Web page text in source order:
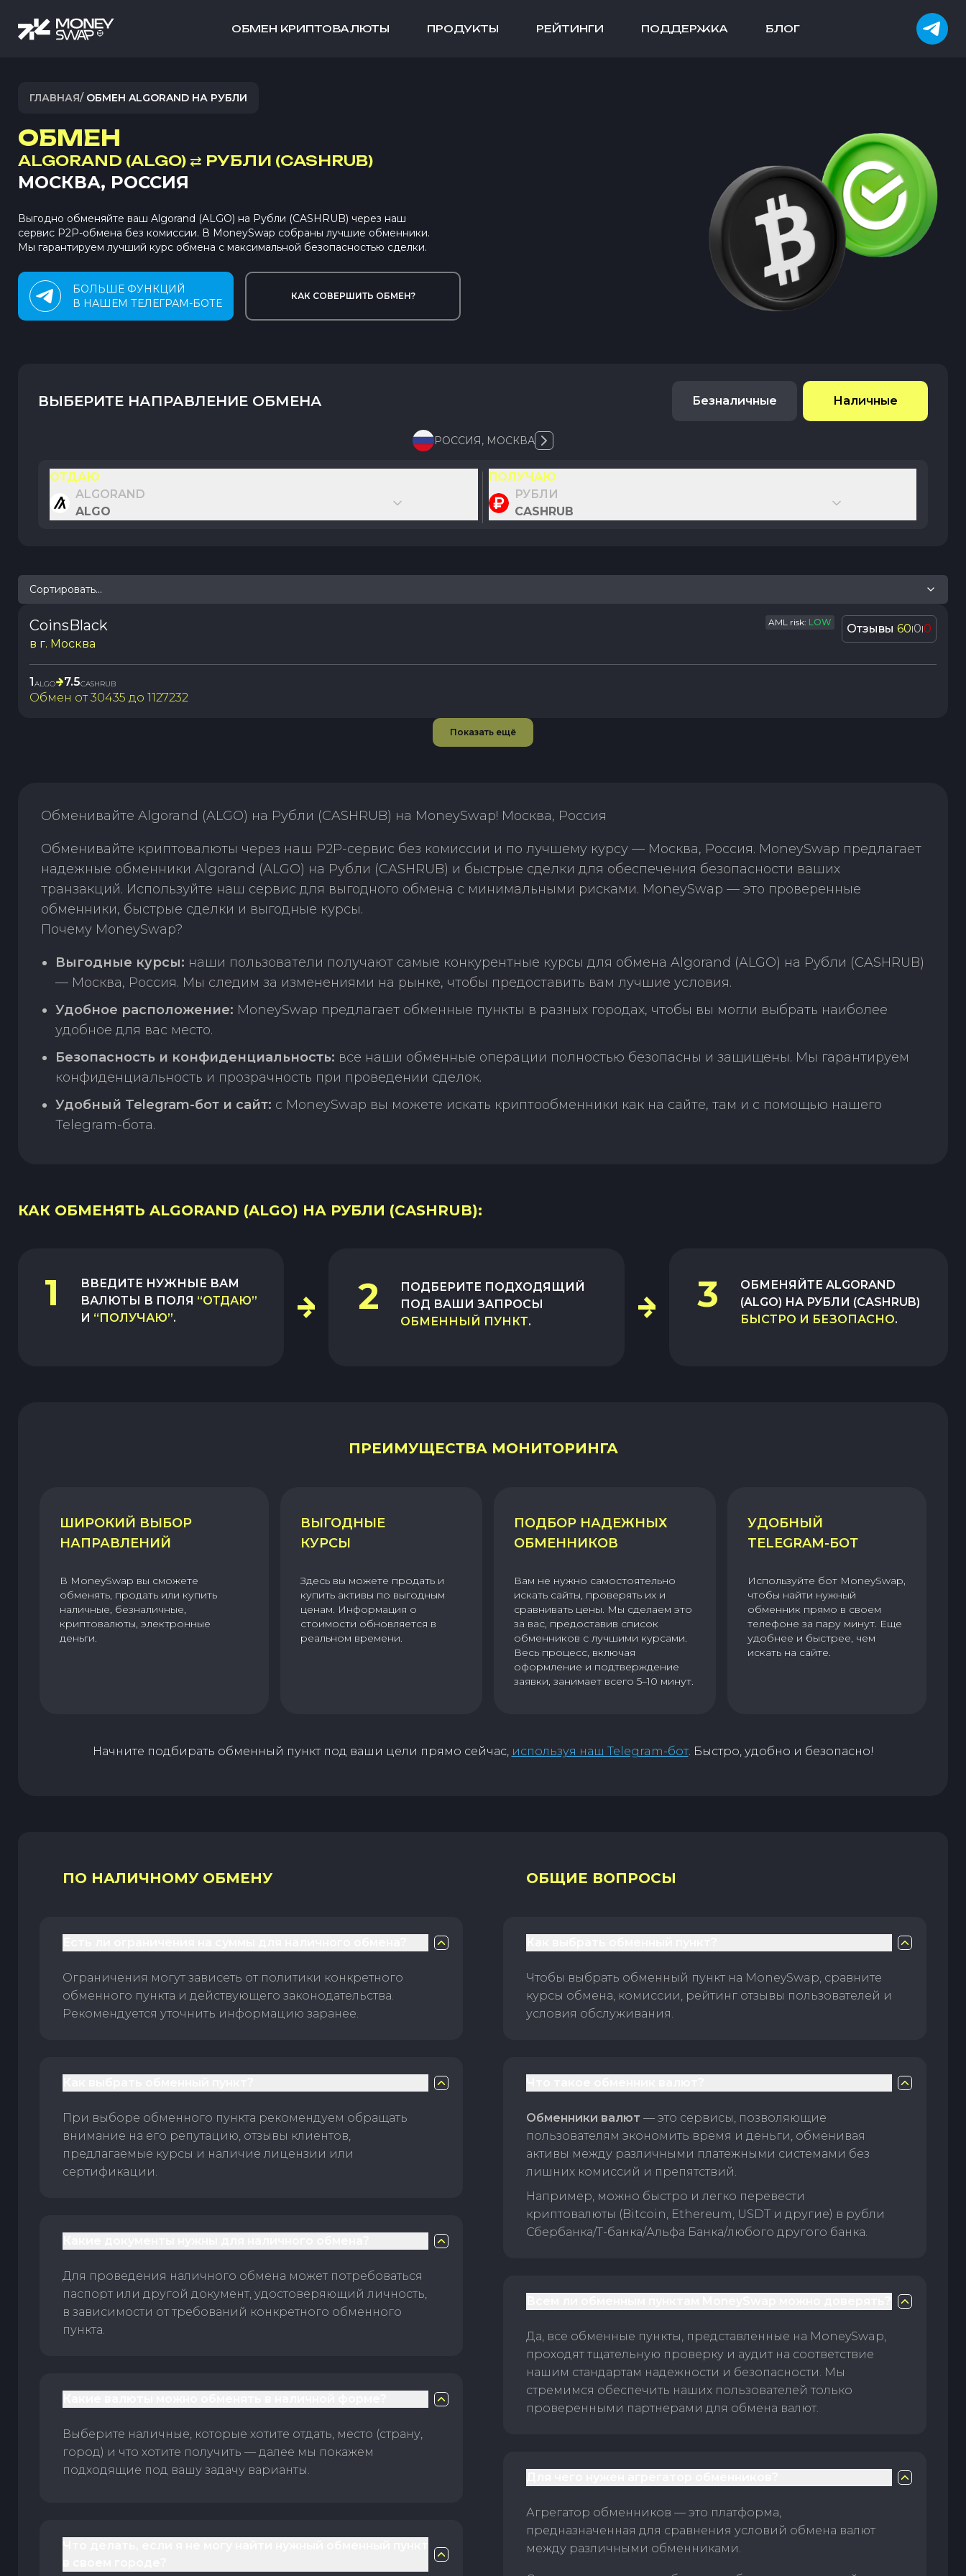
ОБМЕН КРИПТОВАЛЮТЫ ПРОДУКТЫ РЕЙТИНГИ ПОДДЕРЖКА БЛОГ
ГЛАВНАЯ/ ОБМЕН ALGORAND НА РУБЛИ
ОБМЕН
ALGORAND (ALGO) ⇄ РУБЛИ (CASHRUB)
МОСКВА, РОССИЯ
Выгодно обменяйте ваш Algorand (ALGO) на Рубли (CASHRUB) через наш
сервис P2P-обмена без комиссии. В MoneySwap собраны лучшие обменники.
Мы гарантируем лучший курс обмена с максимальной безопасностью сделки.
БОЛЬШЕ ФУНКЦИЙ
В НАШЕМ ТЕЛЕГРАМ-БОТЕ
КАК СОВЕРШИТЬ ОБМЕН?
ВЫБЕРИТЕ НАПРАВЛЕНИЕ ОБМЕНА Безналичные Наличные
РОССИЯ, МОСКВА
ОТДАЮ
ALGORAND
ALGO
ПОЛУЧАЮ
РУБЛИ
CASHRUB
Сортировать...
CoinsBlack AML risk: LOW
в г. Москва
Отзывы 60|0|0
1ALGO 7.5CASHRUB
Обмен от30435 до 1127232
Показать ещё
Обменивайте Algorand (ALGO) на Рубли (CASHRUB) на MoneySwap! Москва, Россия
Обменивайте криптовалюты через наш P2P-сервис без комиссии и по лучшему курсу — Москва, Россия. MoneySwap предлагает
надежные обменники Algorand (ALGO) на Рубли (CASHRUB) и быстрые сделки для обеспечения безопасности ваших
транзакций. Используйте наш сервис для выгодного обмена с минимальными рисками. MoneySwap — это проверенные
обменники, быстрые сделки и выгодные курсы.
Почему MoneySwap?
Выгодные курсы: наши пользователи получают самые конкурентные курсы для обмена Algorand (ALGO) на Рубли (CASHRUB)
— Москва, Россия. Мы следим за изменениями на рынке, чтобы предоставить вам лучшие условия.
Удобное расположение: MoneySwap предлагает обменные пункты в разных городах, чтобы вы могли выбрать наиболее
удобное для вас место.
Безопасность и конфиденциальность: все наши обменные операции полностью безопасны и защищены. Мы гарантируем
конфиденциальность и прозрачность при проведении сделок.
Удобный Telegram-бот и сайт: с MoneySwap вы можете искать криптообменники как на сайте, там и с помощью нашего
Telegram-бота.
КАК ОБМЕНЯТЬ ALGORAND (ALGO) НА РУБЛИ (CASHRUB):
1
ВВЕДИТЕ НУЖНЫЕ ВАМ
ВАЛЮТЫ В ПОЛЯ “ОТДАЮ”
И “ПОЛУЧАЮ”.
2
ПОДБЕРИТЕ ПОДХОДЯЩИЙ
ПОД ВАШИ ЗАПРОСЫ
ОБМЕННЫЙ ПУНКТ.
3 ОБМЕНЯЙТЕALGORAND
(ALGO) НА РУБЛИ (CASHRUB)
БЫСТРО И БЕЗОПАСНО.
ПРЕИМУЩЕСТВА МОНИТОРИНГА
ШИРОКИЙ ВЫБОР
НАПРАВЛЕНИЙ
В MoneySwap вы сможете
обменять, продать или купить
наличные, безналичные,
криптовалюты, электронные
деньги.
ВЫГОДНЫЕ
КУРСЫ
Здесь вы можете продать и
купить активы по выгодным
ценам. Информация о
стоимости обновляется в
реальном времени.
ПОДБОР НАДЕЖНЫХ
ОБМЕННИКОВ
Вам не нужно самостоятельно
искать сайты, проверять их и
сравнивать цены. Мы сделаем это
за вас, предоставив список
обменников с лучшими курсами.
Весь процесс, включая
оформление и подтверждение
заявки, занимает всего 5–10 минут.
УДОБНЫЙ
TELEGRAM-БОТ
Используйте бот MoneySwap,
чтобы найти нужный
обменник прямо в своем
телефоне за пару минут. Еще
удобнее и быстрее, чем
искать на сайте.
Начните подбирать обменный пункт под ваши цели прямо сейчас, используя наш Telegram-бот. Быстро, удобно и безопасно!
ПО НАЛИЧНОМУ ОБМЕНУ
Ограничения могут зависеть от политики конкретного
обменного пункта и действующего законодательства.
Рекомендуется уточнить информацию заранее.
При выборе обменного пункта рекомендуем обращать
внимание на его репутацию, отзывы клиентов,
предлагаемые курсы и наличие лицензии или
сертификации.
Для проведения наличного обмена может потребоваться
паспорт или другой документ, удостоверяющий личность,
в зависимости от требований конкретного обменного
пункта.
Выберите наличные, которые хотите отдать, место (страну,
город) и что хотите получить — далее мы покажем
подходящие под вашу задачу варианты.
ОБЩИЕ ВОПРОСЫ
Чтобы выбрать обменный пункт на MoneySwap, сравните
курсы обмена, комиссии, рейтинг отзывы пользователей и
условия обслуживания.
Обменники валют — это сервисы, позволяющие
пользователям экономить время и деньги, обменивая
активы между различными платежными системами без
лишних комиссий и препятствий.
Например, можно быстро и легко перевести
криптовалюты (Bitcoin, Ethereum, USDT и другие) в рубли
Сбербанка/Т-банка/Альфа Банка/любого другого банка.
Да, все обменные пункты, представленные на MoneySwap,
проходят тщательную проверку и аудит на соответствие
нашим стандартам надежности и безопасности. Мы
стремимся обеспечить наших пользователей только
проверенными партнерами для обмена валют.
Агрегатор обменников — это платформа,
предназначенная для сравнения условий обмена валют
между различными обменниками.